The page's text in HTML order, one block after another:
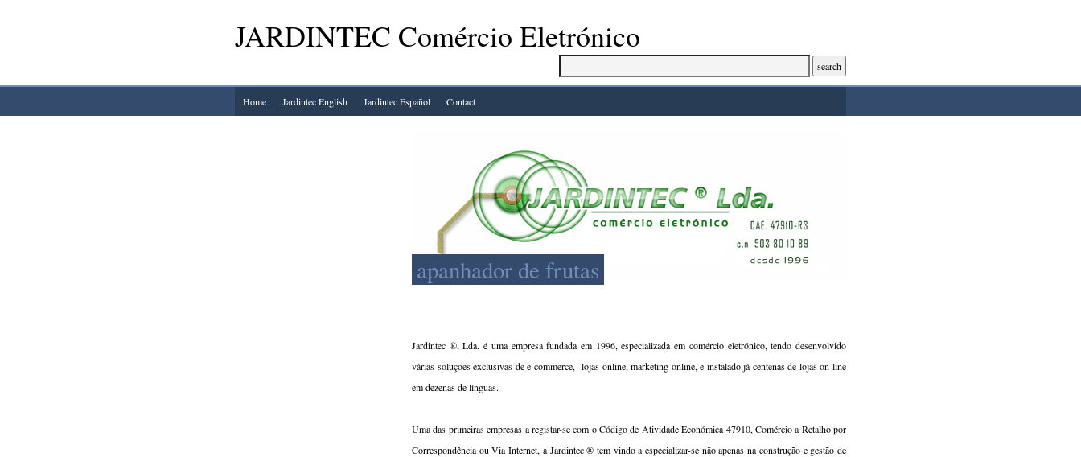
JARDINTEC Comércio Eletrónico
Home Jardintec English Jardintec Español Contact
apanhador de frutas
Jardintec ®, Lda. é uma empresa fundada em 1996, especializada em comércio eletrónico, tendo desenvolvido
várias soluções exclusivas de e-commerce, lojas online, marketing online, e instalado já centenas de lojas on-line
em dezenas de línguas.
Uma das primeiras empresas a registar-se com o Código de Atividade Económica 47910, Comércio a Retalho por
Correspondência ou Via Internet, a Jardintec ® tem vindo a especializar-se não apenas na construção e gestão de